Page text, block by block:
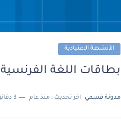
الأنشطة الاعتيادية
بطاقات اللغة الفرنسية
مدونة قسمي اخر تحديث : منذ عام 3 دقائق للقراءة